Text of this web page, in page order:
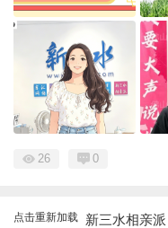
26 0
点击重新加载 新三水相亲派